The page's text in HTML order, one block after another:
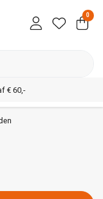
0
€ 60,-